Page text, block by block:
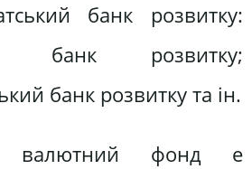
банк розвитку:
банк розвитку;
банк розвитку та ін.
валютний фонд е